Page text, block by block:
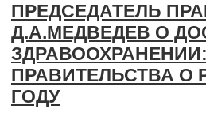
ПРЕДСЕДАТЕЛЬ
Д.А.МЕДВЕДЕВ О
ПРАВИТЕЛЬСТВА О
ГОДУ